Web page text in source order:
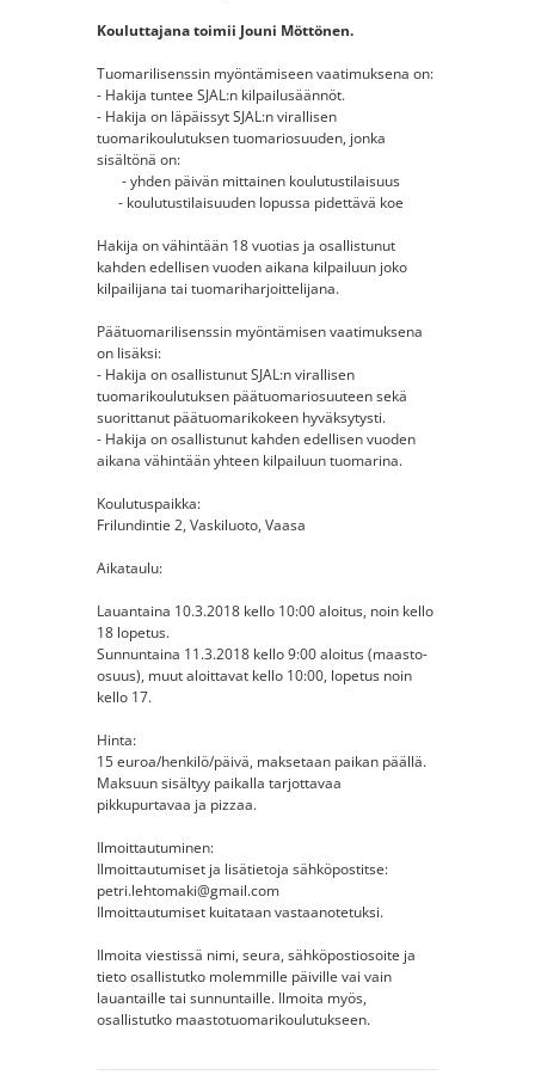
Kouluttajana toimii Jouni Möttönen.
Tuomarilisenssin myöntämiseen vaatimuksena on:
- Hakija tuntee SJAL:n kilpailusäännöt.
- Hakija on läpäissyt SJAL:n virallisen
tuomarikoulutuksen tuomariosuuden, jonka
sisältönä on:
- yhden päivän mittainen koulutustilaisuus
​- koulutustilaisuuden lopussa pidettävä koe
Hakija on vähintään 18 vuotias ja osallistunut
kahden edellisen vuoden aikana kilpailuun joko
kilpailijana tai tuomariharjoittelijana.
Päätuomarilisenssin myöntämisen vaatimuksena
on lisäksi:
- Hakija on osallistunut SJAL:n virallisen
tuomarikoulutuksen päätuomariosuuteen sekä
suorittanut päätuomarikokeen hyväksytysti.
- Hakija on osallistunut kahden edellisen vuoden
aikana vähintään yhteen kilpailuun tuomarina.
Koulutuspaikka:
Frilundintie 2, Vaskiluoto, Vaasa
Aikataulu:
Lauantaina 10.3.2018 kello 10:00 aloitus, noin kello
18 lopetus.
Sunnuntaina 11.3.2018 kello 9:00 aloitus (maasto-
osuus), muut aloittavat kello 10:00, lopetus noin
kello 17.
Hinta:
15 euroa/henkilö/päivä, maksetaan paikan päällä.
Maksuun sisältyy paikalla tarjottavaa
pikkupurtavaa ja pizzaa.
Ilmoittautuminen:
Ilmoittautumiset ja lisätietoja sähköpostitse:
petri.lehtomaki@gmail.com
Ilmoittautumiset kuitataan vastaanotetuksi.
Ilmoita viestissä nimi, seura, sähköpostiosoite ja
tieto osallistutko molemmille päiville vai vain
lauantaille tai sunnuntaille. Ilmoita myös,
osallistutko maastotuomarikoulutukseen.